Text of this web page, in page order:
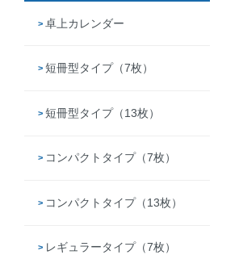
卓上カレンダー
短冊型タイプ（7枚）
短冊型タイプ（13枚）
コンパクトタイプ（7枚）
コンパクトタイプ（13枚）
レギュラータイプ（7枚）